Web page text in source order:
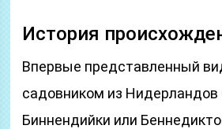
История
Впервые представленный
садовником из
Биннендийки или